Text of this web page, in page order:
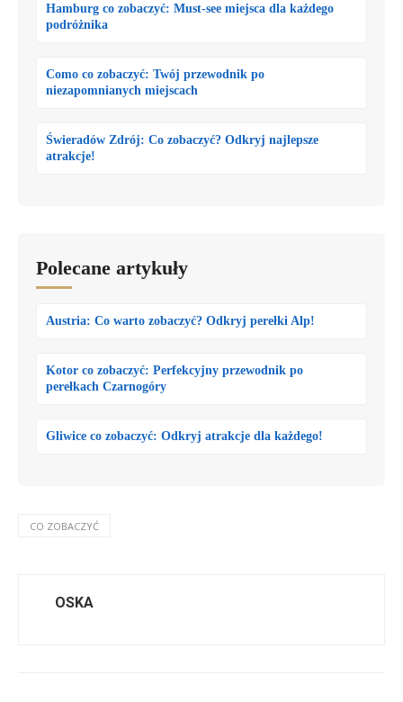
Hamburg co zobaczyć: Must-see miejsca dla każdego
podróżnika
Como co zobaczyć: Twój przewodnik po
niezapomnianych miejscach
Świeradów Zdrój: Co zobaczyć? Odkryj najlepsze
atrakcje!
Polecane artykuły
Austria: Co warto zobaczyć? Odkryj perełki Alp!
Kotor co zobaczyć: Perfekcyjny przewodnik po
perełkach Czarnogóry
Gliwice co zobaczyć: Odkryj atrakcje dla każdego!
CO ZOBACZYĆ
OSKA